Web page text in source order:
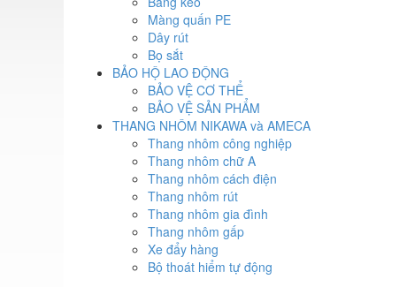
Màng quấn PE
Dây rút
Bọ sắt
BẢO HỘ LAO ĐỘNG
BẢO VỆ CƠ THỂ
BẢO VỆ SẢN PHẨM
THANG NHÔM NIKAWA và AMECA
Thang nhôm công nghiệp
Thang nhôm chữ A
Thang nhôm cách điện
Thang nhôm rút
Thang nhôm gia đình
Thang nhôm gấp
Xe đẩy hàng
Bộ thoát hiểm tự động